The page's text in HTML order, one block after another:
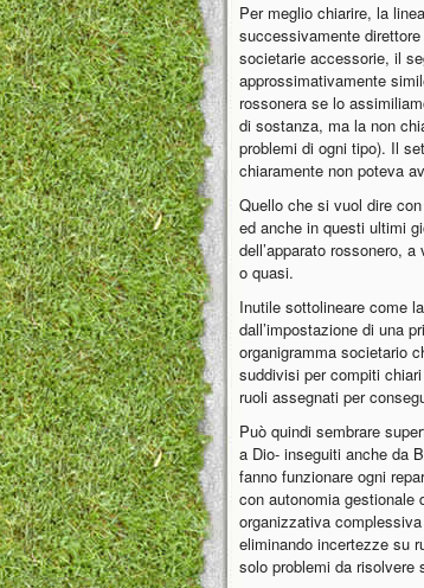
Per meglio chiarire, la
successivamente
societarie accessorie, il
approssimativamente
rossonera se lo
di sostanza, ma la non
problemi di ogni tipo). Il
chiaramente non poteva
Quello che si vuol dire
ed anche in questi ultimi
dell’apparato rossonero,
o quasi.
Inutile sottolineare come
dall’impostazione di una
organigramma societario
suddivisi per compiti
ruoli assegnati per
Può quindi sembrare
a Dio- inseguiti anche da
fanno funzionare ogni
con autonomia
organizzativa
eliminando incertezze su
solo problemi da risolvere